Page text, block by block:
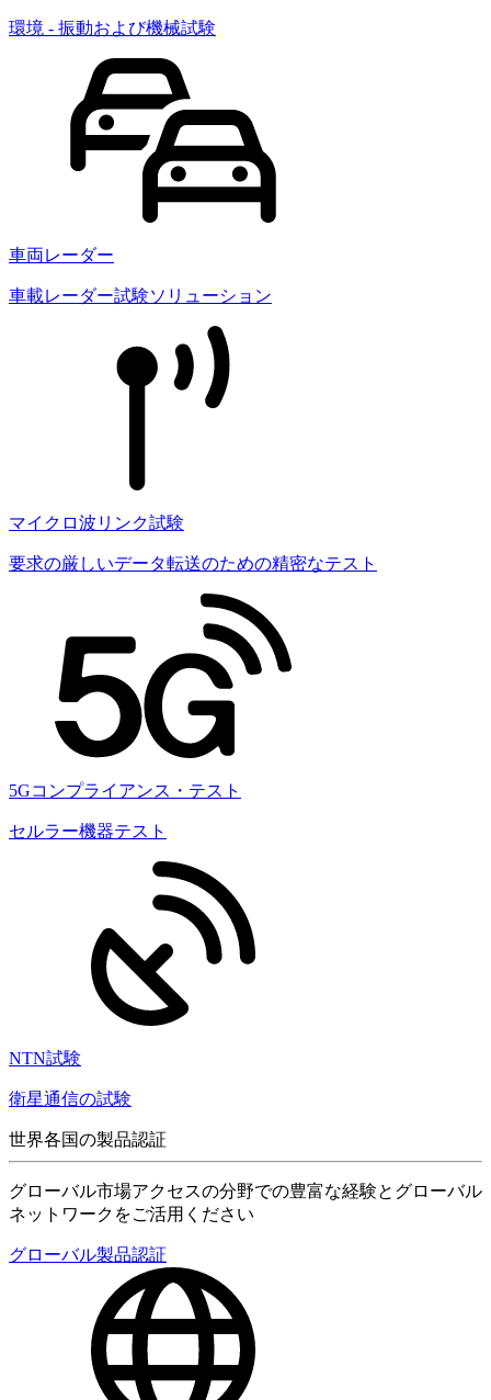
環境 - 振動および機械試験
車両レーダー
車載レーダー試験ソリューション
マイクロ波リンク試験
要求の厳しいデータ転送のための精密なテスト
5Gコンプライアンス・テスト
セルラー機器テスト
NTN試験
衛星通信の試験
世界各国の製品認証
グローバル市場アクセスの分野での豊富な経験とグローバル
ネットワークをご活用ください
グローバル製品認証